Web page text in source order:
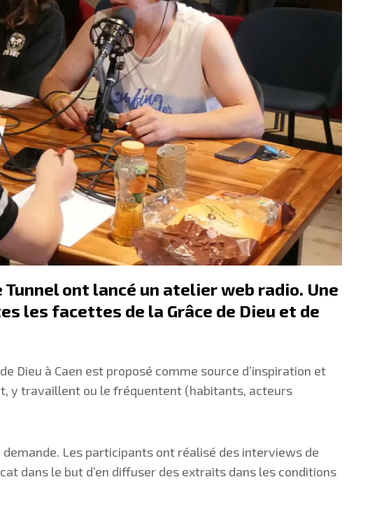
Tunnel ont lancé un atelier web radio. Une
les facettes de la Grâce de Dieu et de
Dieu à Caen est proposé comme source d’inspiration et
y travaillent ou le fréquentent (habitants, acteurs
demande. Les participants ont réalisé des interviews de
dans le but d’en diffuser des extraits dans les conditions